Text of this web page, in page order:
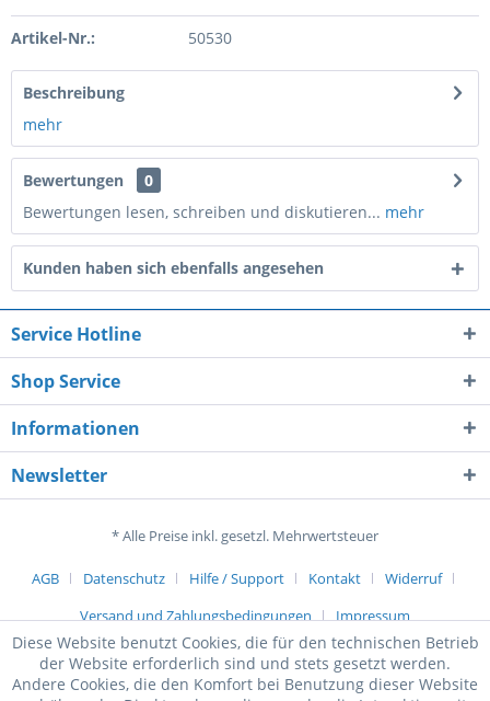
Artikel-Nr.: 50530
Beschreibung
mehr
Bewertungen
0
Bewertungen lesen, schreiben und diskutieren... mehr
Kunden haben sich ebenfalls angesehen
Service Hotline
Shop Service
Informationen
Newsletter
* Alle Preise inkl. gesetzl. Mehrwertsteuer
AGB Datenschutz Hilfe / Support Kontakt
Widerruf
Versand und Zahlungsbedingungen
Impressum
Diese Website benutzt Cookies, die für den technischen Betrieb
der Website erforderlich sind und stets gesetzt werden.
Andere Cookies, die den Komfort bei Benutzung dieser Website